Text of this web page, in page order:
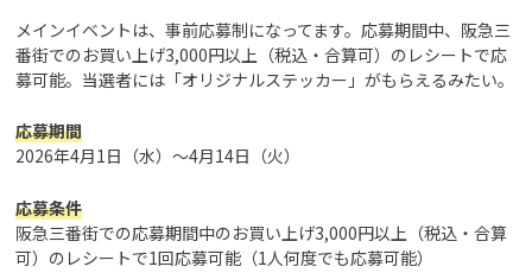
メインイベントは、事前応募制になってます。応募期間中、阪急三
番街でのお買い上げ3,000円以上（税込・合算可）のレシートで応
募可能。当選者には「オリジナルステッカー」がもらえるみたい。
応募期間
2026年4月1日（水）～4月14日（火）
応募条件
阪急三番街での応募期間中のお買い上げ3,000円以上（税込・合算
可）のレシートで1回応募可能（1人何度でも応募可能）